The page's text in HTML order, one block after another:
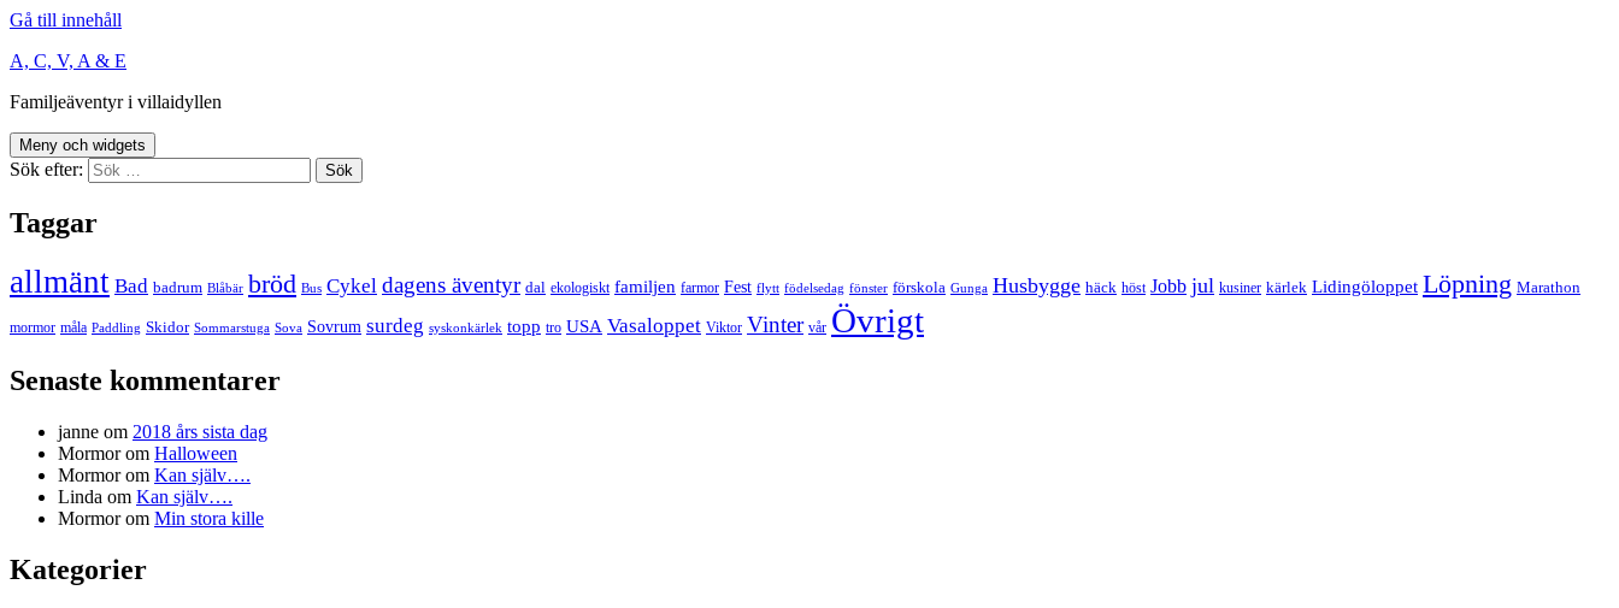
Gå till innehåll
A, C, V, A & E
Familjeäventyr i villaidyllen
Meny och widgets
Sök efter:
Taggar
allmänt Bad badrum Blåbär bröd Bus Cykel dagens äventyr dal ekologiskt familjen farmor Fest flytt födelsedag fönster förskola Gunga Husbygge häck höst Jobb jul kusiner kärlek Lidingöloppet Löpning Marathon
mormor måla Paddling Skidor Sommarstuga Sova Sovrum surdeg syskonkärlek topp tro USA Vasaloppet Viktor Vinter vår Övrigt
Senaste kommentarer
janne om 2018 års sista dag
Mormorom Halloween
Mormorom Kan själv….
Linda om Kan själv….
Mormorom Min stora kille
Kategorier